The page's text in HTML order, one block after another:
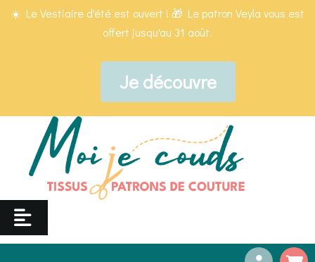
☀️ Le Vestiaire d'été est ouvert ! 🎁 Le patron Veyla vous est
offert jusqu'au 31 août.
Je découvre